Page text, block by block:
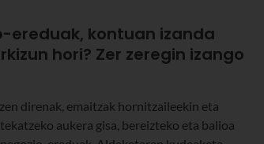
ereduak, kontuan izanda
hori? Zer zeregin izango
direnak, emaitzak hornitzaileekin eta
aukera gisa, bereizteko eta balioa